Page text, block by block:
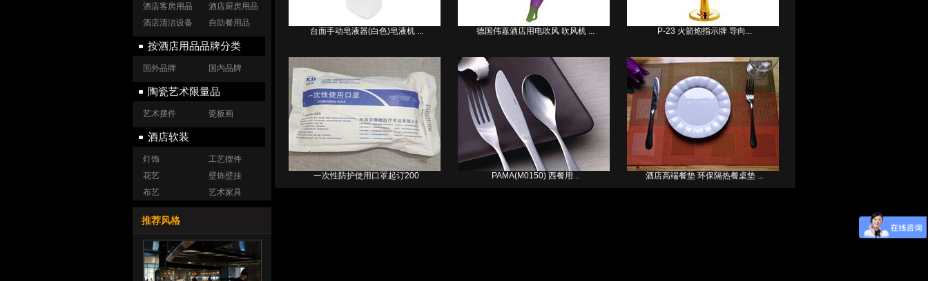
台面手动皂液器(白色)皂液机 ... 德国伟嘉酒店用电吹风 吹风机 ... P-23 火箭炮指示牌 导向...
一次性防护使用口罩起订200 PAMA(M0150) 西餐用... 酒店高端餐垫 环保隔热餐桌垫 ...
酒店客房用品
酒店厨房用品
酒店清洁设备
自助餐用品
按酒店用品品牌分类
国外品牌 国内品牌
陶瓷艺术限量品
艺术摆件 瓷板画
酒店软装
灯饰
工艺摆件
花艺
壁饰壁挂
布艺
艺术家具
推荐风格